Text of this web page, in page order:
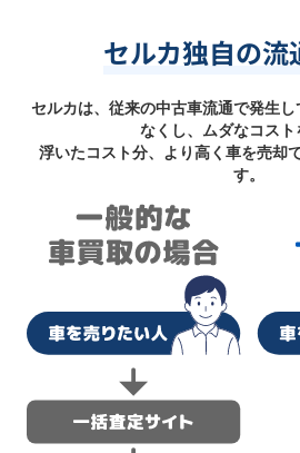
セルカ独自の流
セルカは、従来の中古車流通で発生
なくし、ムダなコスト
浮いたコスト分、より高く車を売却
す。